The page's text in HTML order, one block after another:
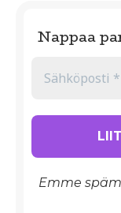
Nappaa
Emme